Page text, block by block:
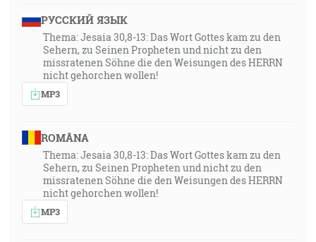
РУССКИЙ ЯЗЫК
Thema: Jesaia 30,8-13: Das Wort Gottes kam zu den
Sehern, zu Seinen Propheten und nicht zu den
missratenen Söhne die den Weisungen des HERRN
nicht gehorchen wollen!
MP3
ROMÂNA
Thema: Jesaia 30,8-13: Das Wort Gottes kam zu den
Sehern, zu Seinen Propheten und nicht zu den
missratenen Söhne die den Weisungen des HERRN
nicht gehorchen wollen!
MP3